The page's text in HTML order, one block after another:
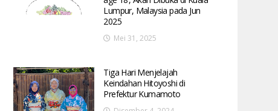
Lumpur, Malaysia pada Jun
2025
Mei 31, 2025
Tiga Hari Menjelajah
Keindahan Hitoyoshi di
Prefektur Kumamoto